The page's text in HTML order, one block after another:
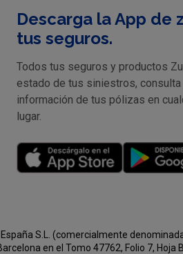
Descarga la App de
tus seguros.
Todos tus seguros y productos
estado de tus siniestros,
información de tus pólizas en
lugar.
S.L. (comercialmente
en el Tomo 47762, Folio 7,